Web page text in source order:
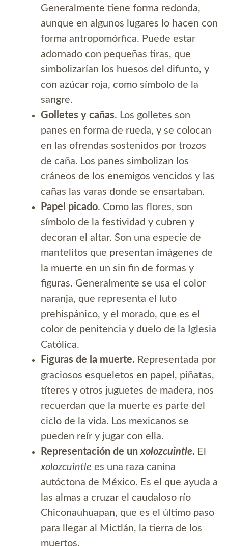
Generalmente tiene forma redonda,
aunque en algunos lugares lo hacen con
forma antropomórfica. Puede estar
adornado con pequeñas tiras, que
simbolizarían los huesos del difunto, y
con azúcar roja, como símbolo de la
sangre.
Golletes y cañas. Los golletes son
panes en forma de rueda, y se colocan
en las ofrendas sostenidos por trozos
de caña. Los panes simbolizan los
cráneos de los enemigos vencidos y las
cañas las varas donde se ensartaban.
Papel picado. Como las flores, son
símbolo de la festividad y cubren y
decoran el altar. Son una especie de
mantelitos que presentan imágenes de
la muerte en un sin fin de formas y
figuras. Generalmente se usa el color
naranja, que representa el luto
prehispánico, y el morado, que es el
color de penitencia y duelo de la Iglesia
Católica.
Figuras de la muerte. Representada por
graciosos esqueletos en papel, piñatas,
títeres y otros juguetes de madera, nos
recuerdan que la muerte es parte del
ciclo de la vida. Los mexicanos se
pueden reír y jugar con ella.
Representación de unxolozcuintle. El
xolozcuintle es una raza canina
autóctona de México. Es el que ayuda a
las almas a cruzar el caudaloso río
Chiconauhuapan, que es el último paso
para llegar al Mictlán, la tierra de los
muertos.